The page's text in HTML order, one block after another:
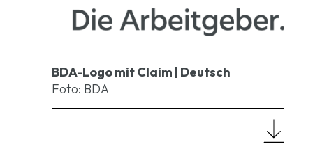
BDA-Logo mit Claim | Deutsch
Foto: BDA